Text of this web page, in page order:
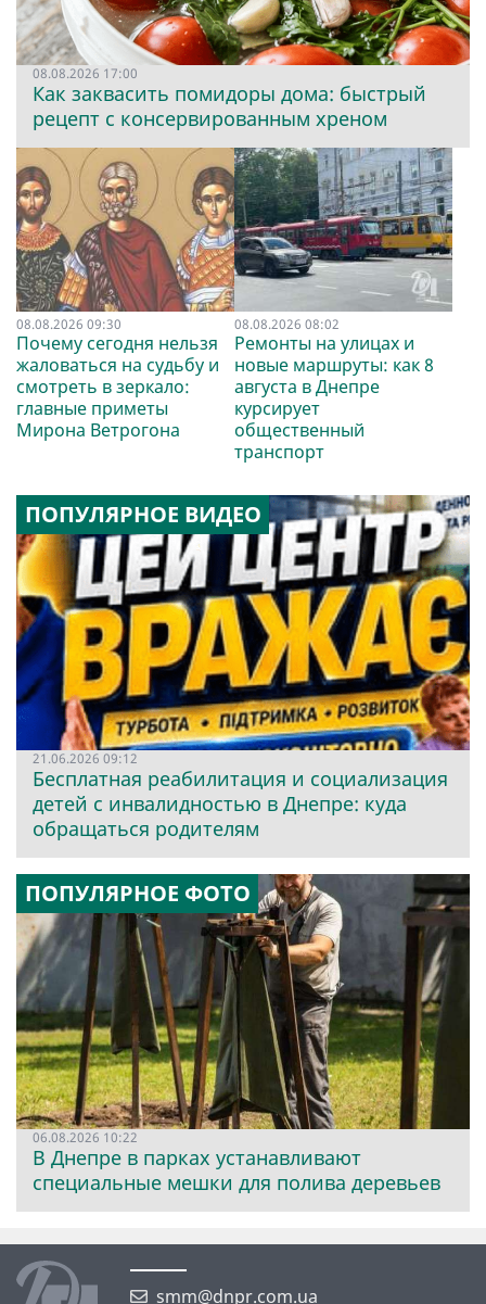
08.08.2026 17:00
Как заквасить помидоры дома: быстрый
рецепт с консервированным хреном
08.08.2026 09:30
Почему сегодня нельзя
жаловаться на судьбу и
смотреть в зеркало:
главные приметы
Мирона Ветрогона
08.08.2026 08:02
Ремонты на улицах и
новые маршруты: как 8
августа в Днепре
курсирует
общественный
транспорт
ПОПУЛЯРНОЕ ВИДЕО
21.06.2026 09:12
Бесплатная реабилитация и социализация
детей с инвалидностью в Днепре: куда
обращаться родителям
ПОПУЛЯРНОЕ ФОТО
06.08.2026 10:22
В Днепре в парках устанавливают
специальные мешки для полива деревьев
smm@dnpr.com.ua